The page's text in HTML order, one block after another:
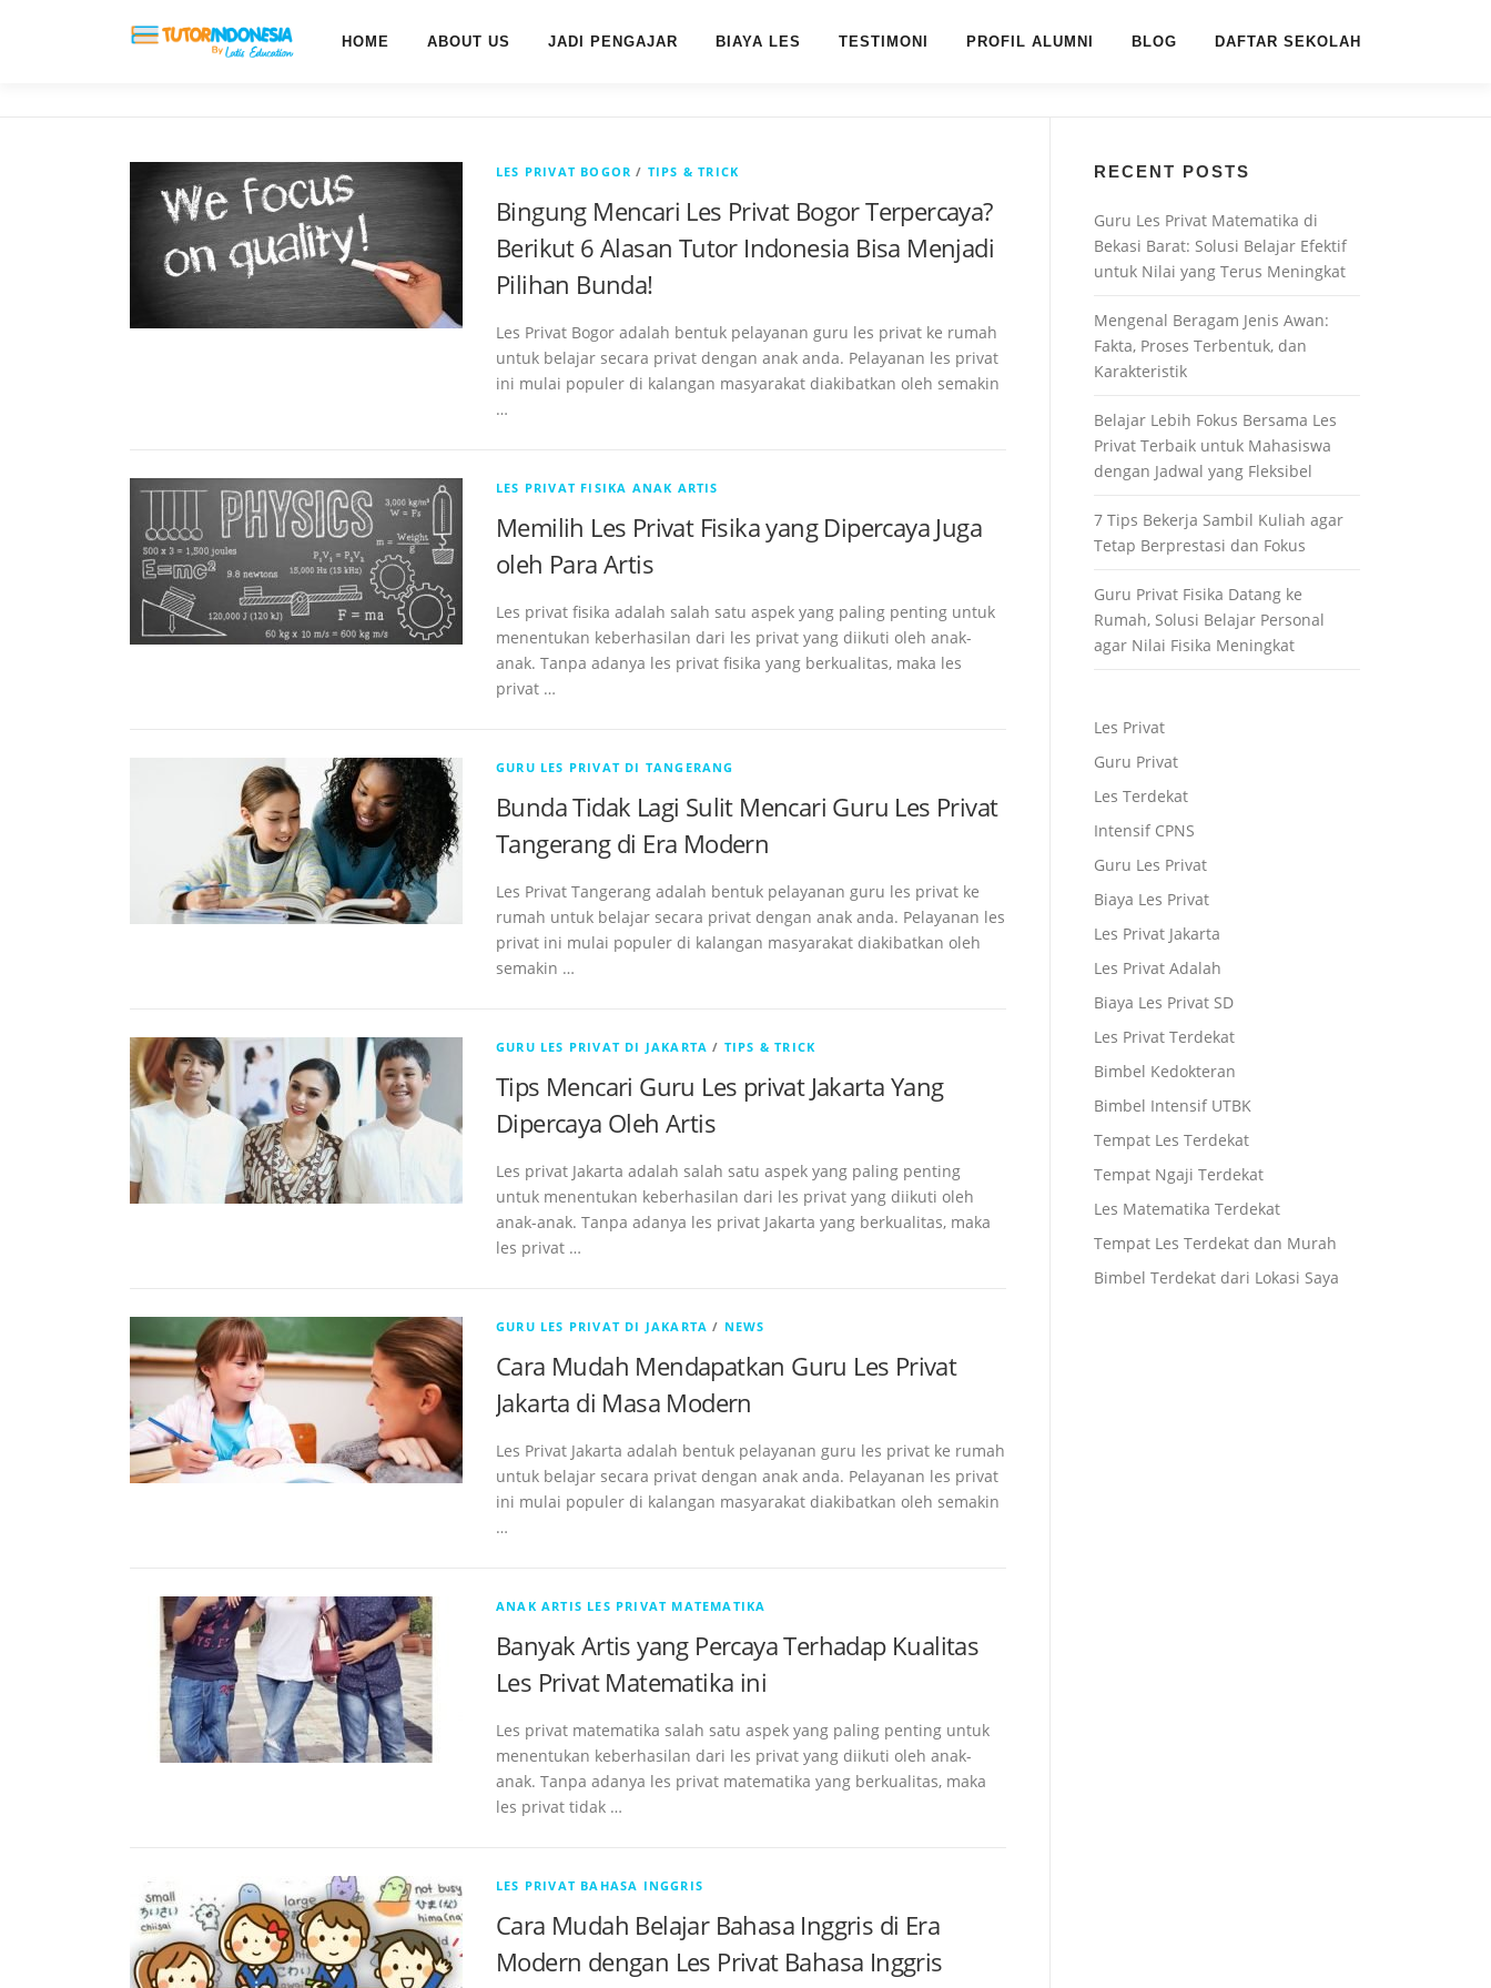
HOME ABOUT US JADI PENGAJAR BIAYA LES TESTIMONI PROFIL ALUMNI BLOG DAFTAR SEKOLAH
LES PRIVAT BOGOR / TIPS & TRICK
Bingung Mencari Les Privat Bogor Terpercaya?
Berikut 6 Alasan Tutor Indonesia Bisa Menjadi
Pilihan Bunda!
Les Privat Bogor adalah bentuk pelayanan guru les privat ke rumah
untuk belajar secara privat dengan anak anda. Pelayanan les privat
ini mulai populer di kalangan masyarakat diakibatkan oleh semakin
…
LES PRIVAT FISIKA ANAK ARTIS
Memilih Les Privat Fisika yang Dipercaya Juga
oleh Para Artis
Les privat fisika adalah salah satu aspek yang paling penting untuk
menentukan keberhasilan dari les privat yang diikuti oleh anak-
anak. Tanpa adanya les privat fisika yang berkualitas, maka les
privat …
GURU LES PRIVAT DI TANGERANG
Bunda Tidak Lagi Sulit Mencari Guru Les Privat
Tangerang di Era Modern
Les Privat Tangerang adalah bentuk pelayanan guru les privat ke
rumah untuk belajar secara privat dengan anak anda. Pelayanan les
privat ini mulai populer di kalangan masyarakat diakibatkan oleh
semakin …
GURU LES PRIVAT DI JAKARTA / TIPS & TRICK
Tips Mencari Guru Les privat Jakarta Yang
Dipercaya Oleh Artis
Les privat Jakarta adalah salah satu aspek yang paling penting
untuk menentukan keberhasilan dari les privat yang diikuti oleh
anak-anak. Tanpa adanya les privat Jakarta yang berkualitas, maka
les privat …
GURU LES PRIVAT DI JAKARTA / NEWS
Cara Mudah Mendapatkan Guru Les Privat
Jakarta di Masa Modern
Les Privat Jakarta adalah bentuk pelayanan guru les privat ke rumah
untuk belajar secara privat dengan anak anda. Pelayanan les privat
ini mulai populer di kalangan masyarakat diakibatkan oleh semakin
…
ANAK ARTIS LES PRIVAT MATEMATIKA
Banyak Artis yang Percaya Terhadap Kualitas
Les Privat Matematika ini
Les privat matematika salah satu aspek yang paling penting untuk
menentukan keberhasilan dari les privat yang diikuti oleh anak-
anak. Tanpa adanya les privat matematika yang berkualitas, maka
les privat tidak …
LES PRIVAT BAHASA INGGRIS
Cara Mudah Belajar Bahasa Inggris di Era
Modern dengan Les Privat Bahasa Inggris
RECENT POSTS
Guru Les Privat Matematika di
Bekasi Barat: Solusi Belajar Efektif
untuk Nilai yang Terus Meningkat
Mengenal Beragam Jenis Awan:
Fakta, Proses Terbentuk, dan
Karakteristik
Belajar Lebih Fokus Bersama Les
Privat Terbaik untuk Mahasiswa
dengan Jadwal yang Fleksibel
7 Tips Bekerja Sambil Kuliah agar
Tetap Berprestasi dan Fokus
Guru Privat Fisika Datang ke
Rumah, Solusi Belajar Personal
agar Nilai Fisika Meningkat
Les Privat
Guru Privat
Les Terdekat
Intensif CPNS
Guru Les Privat
Biaya Les Privat
Les Privat Jakarta
Les Privat Adalah
Biaya Les Privat SD
Les Privat Terdekat
Bimbel Kedokteran
Bimbel Intensif UTBK
Tempat Les Terdekat
Tempat Ngaji Terdekat
Les Matematika Terdekat
Tempat Les Terdekat dan Murah
Bimbel Terdekat dari Lokasi Saya